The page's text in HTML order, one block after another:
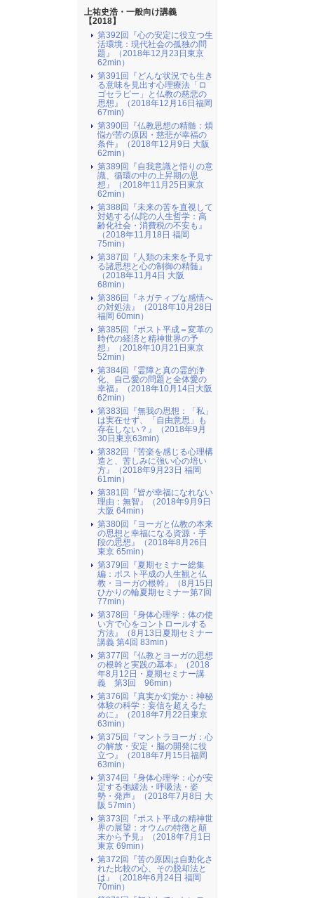
上祐史浩・一般向け講義
【2018】
第392回『心の安定に役立つ生
活環境：現代社会の孤独の問
題』（2018年12月23日東京
62min）
第391回『どんな状況でも生き
る意味を見出す心理療法「ロ
ゴセラピー」と仏教の慈悲の
思想』（2018年12月16日福岡
67min)
第390回『仏教思想の精髄：煩
悩が苦の原因・慈悲が幸福の
条件』（2018年12月9日 大阪
62min）
第389回『自我意識と悟りの意
識、循環の中の上昇期の思
想』（2018年11月25日東京
62min）
第388回『未来の苦を直視して
対処する仏陀の人生哲学：高
齢化社会・消費税の不安も』
（2018年11月18日 福岡
75min）
第387回『人類の未来を予見す
る諸思想と心の制御の精髄』
（2018年11月4日 大阪
68min）
第386回『ネガティブな感情へ
の対処法』（2018年10月28日
福岡 60min）
第385回『ポスト平成＝変革の
時代の経済と精神世界の予
想』（2018年10月21日東京
52min）
第384回『霊障と真の霊的浄
化、自己愛の問題と全体愛の
幸福』（2018年10月14日大阪
62min）
第383回『無我の思想：「私」
は実在せず、「自由意思」も
存在しない？』（2018年9月
30日東京63min)
第382回『苦楽を感じる心理構
造と、苦しみに強い心の培い
方』（2018年9月23日 福岡
61min）
第381回『皆が幸福になれない
理由：無智』（2018年9月9日
大阪 64min）
第380回『ヨーガと仏教の本来
の思想と幸福になる資源・手
段の思想』（2018年8月26日
東京 65min）
第379回『夏期セミナー総集
編：ポスト平成の人生観と仏
教・ヨーガの根幹』（8月15日
ひかりの輪夏期セミナー第7回
77min）
第378回『身体心理学：体の使
い方で心をコントロールする
方法』（8月13日夏期セミナー
講義 第4回 83min）
第377回『仏教とヨーガの思想
の根幹と実践の基本』（2018
年8月12日・夏期セミナー講
義 第3回 96min）
第376回『真実か幻覚か：神秘
体験の科学：妄信を超えるた
めに』（2018年7月22日東京
63min）
第375回『マントラヨーガ：心
の解放・安定・脳の開発に役
立つ』（2018年7月15日福岡
63min）
第374回『身体心理学：心が安
定する弛緩法・呼吸法・姿
勢・発声』（2018年7月8日 大
阪 57min）
第373回『ポスト平成の精神世
界の展望：オウムの特徴と顛
末から予見』（2018年7月1日
東京 69min）
第372回『苦の原因は自動化さ
れた比較の心、その脱却法と
は』（2018年6月24日 福岡
70min）